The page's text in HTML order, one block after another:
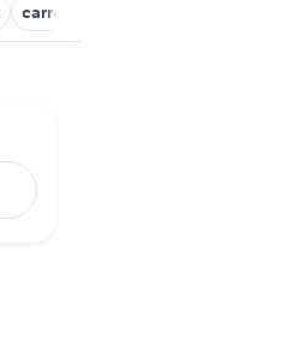
carrelli appendice